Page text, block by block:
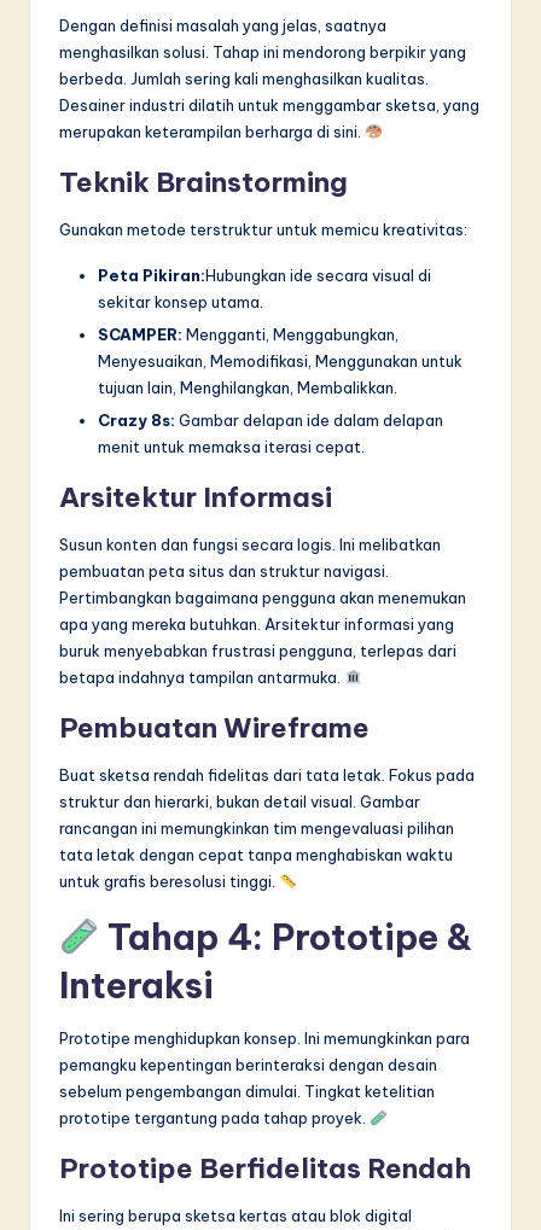
Dengan definisi masalah yang jelas, saatnya
menghasilkan solusi. Tahap ini mendorong berpikir yang
berbeda. Jumlah sering kali menghasilkan kualitas.
Desainer industri dilatih untuk menggambar sketsa, yang
merupakan keterampilan berharga di sini.
Teknik Brainstorming
Gunakan metode terstruktur untuk memicu kreativitas:
Peta Pikiran:Hubungkan ide secara visual di
sekitar konsep utama.
SCAMPER: Mengganti, Menggabungkan,
Menyesuaikan, Memodifikasi, Menggunakan untuk
tujuan lain, Menghilangkan, Membalikkan.
Crazy 8s: Gambar delapan ide dalam delapan
menit untuk memaksa iterasi cepat.
Arsitektur Informasi
Susun konten dan fungsi secara logis. Ini melibatkan
pembuatan peta situs dan struktur navigasi.
Pertimbangkan bagaimana pengguna akan menemukan
apa yang mereka butuhkan. Arsitektur informasi yang
buruk menyebabkan frustrasi pengguna, terlepas dari
betapa indahnya tampilan antarmuka.
Pembuatan Wireframe
Buat sketsa rendah fidelitas dari tata letak. Fokus pada
struktur dan hierarki, bukan detail visual. Gambar
rancangan ini memungkinkan tim mengevaluasi pilihan
tata letak dengan cepat tanpa menghabiskan waktu
untuk grafis beresolusi tinggi.
Tahap 4: Prototipe &
Interaksi
Prototipe menghidupkan konsep. Ini memungkinkan para
pemangku kepentingan berinteraksi dengan desain
sebelum pengembangan dimulai. Tingkat ketelitian
prototipe tergantung pada tahap proyek.
Prototipe Berfidelitas Rendah
Ini sering berupa sketsa kertas atau blok digital